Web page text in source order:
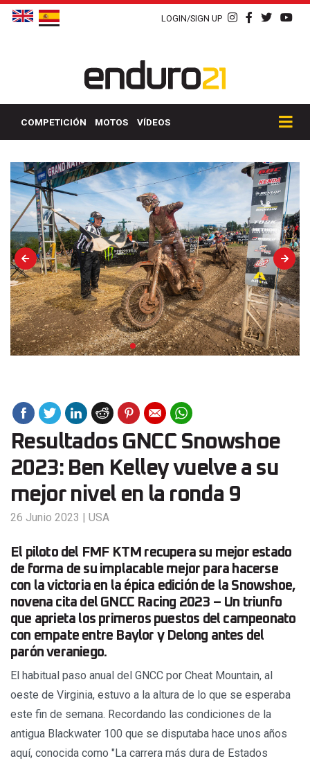
LOGIN/SIGN UP
COMPETICIÓN MOTOS VÍDEOS
Resultados GNCC Snowshoe
2023: Ben Kelley vuelve a su
mejor nivel en la ronda 9
26 Junio 2023 | USA
El piloto del FMF KTM recupera su mejor estado
de forma de su implacable mejor para hacerse
con la victoria en la épica edición de la Snowshoe,
novena cita del GNCC Racing 2023 – Un triunfo
que aprieta los primeros puestos del campeonato
con empate entre Baylor y Delong antes del
parón veraniego.
El habitual paso anual del GNCC por Cheat Mountain, al
oeste de Virginia, estuvo a la altura de lo que se esperaba
este fin de semana. Recordando las condiciones de la
antigua Blackwater 100 que se disputaba hace unos años
aquí, conocida como "La carrera más dura de Estados